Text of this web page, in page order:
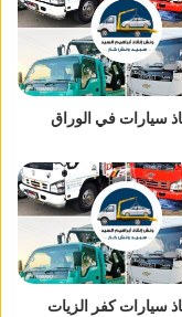
سيارات في الوراق
سيارات كفر الزيات